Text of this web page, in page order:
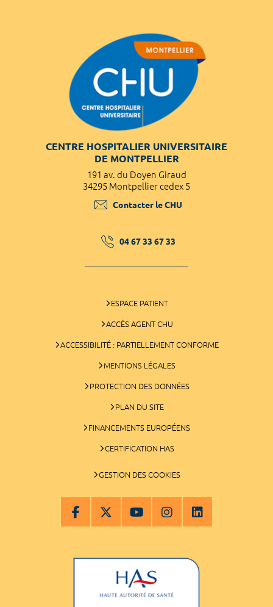
CENTRE HOSPITALIER UNIVERSITAIRE
DE MONTPELLIER
191 av. du Doyen Giraud
34295 Montpellier cedex 5
Contacter le CHU
04 67 33 67 33
ESPACE PATIENT
ACCÈS AGENT CHU
ACCESSIBILITÉ : PARTIELLEMENT CONFORME
MENTIONS LÉGALES
PROTECTION DES DONNÉES
PLAN DU SITE
FINANCEMENTS EUROPÉENS
CERTIFICATION HAS
GESTION DES COOKIES